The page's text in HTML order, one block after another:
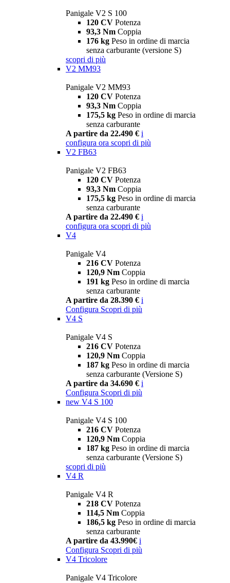
Panigale V2 S 100
120 CV Potenza
93,3 Nm Coppia
176 kg Peso in ordine di marcia
senza carburante (versione S)
scopri di più
V2 MM93
Panigale V2 MM93
120 CV Potenza
93,3 Nm Coppia
175,5 kg Peso in ordine di marcia
senza carburante
A partire da 22.490 € i
configura ora scopri di più
V2 FB63
Panigale V2 FB63
120 CV Potenza
93,3 Nm Coppia
175,5 kg Peso in ordine di marcia
senza carburante
A partire da 22.490 € i
configura ora scopri di più
V4
Panigale V4
216 CV Potenza
120,9 Nm Coppia
191 kg Peso in ordine di marcia
senza carburante
A partire da 28.390 € i
Configura Scopri di più
V4 S
Panigale V4 S
216 CV Potenza
120,9 Nm Coppia
187 kg Peso in ordine di marcia
senza carburante (Versione S)
A partire da 34.690 € i
Configura Scopri di più
new V4 S 100
Panigale V4 S 100
216 CV Potenza
120,9 Nm Coppia
187 kg Peso in ordine di marcia
senza carburante (Versione S)
scopri di più
V4 R
Panigale V4 R
218 CV Potenza
114,5 Nm Coppia
186,5 kg Peso in ordine di marcia
senza carburante
A partire da 43.990€ i
Configura Scopri di più
V4 Tricolore
Panigale V4 Tricolore